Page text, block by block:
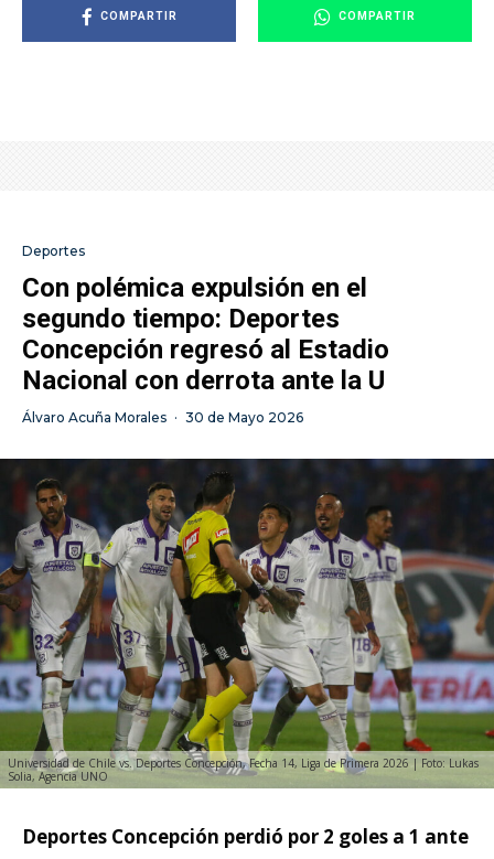
COMPARTIR COMPARTIR
Deportes
Con polémica expulsión en el
segundo tiempo: Deportes
Concepción regresó al Estadio
Nacional con derrota ante la U
Álvaro Acuña Morales · 30 de Mayo 2026
Universidad de Chile vs. Deportes Concepción, Fecha 14, Liga de Primera 2026 | Foto: Lukas
Solia, Agencia UNO
Deportes Concepción perdió por 2 goles a 1 ante